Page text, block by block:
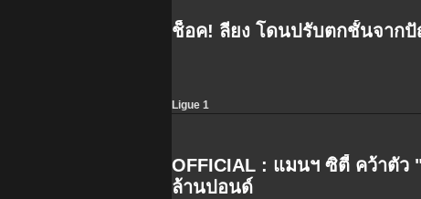
ช็อค! ลียง โดนปรับตกชั้นจากปั
Ligue 1
OFFICIAL : แมนฯ ซิตี้ คว้าตัว
ล้านปอนด์